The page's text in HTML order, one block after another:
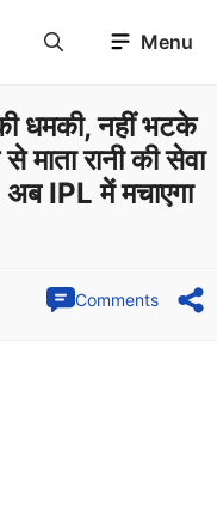
Menu
धमकी, नहीं भटके
माता रानी की सेवा
IPL में मचाएगा
Comments